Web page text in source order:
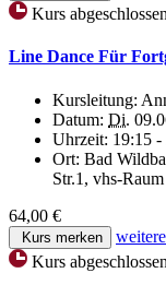
Kurs abgeschlossen
Line Dance Für
Kursleitung:
Datum: Di.
Uhrzeit: 19:15
Ort: Bad
Str.1, vhs-Raum
64,00 €
Kurs merken
Kurs abgeschlossen